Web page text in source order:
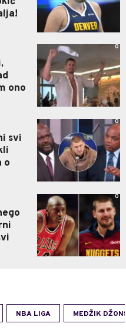
ono
0
svi
o
0
0
NBA LIGA MEDŽIK